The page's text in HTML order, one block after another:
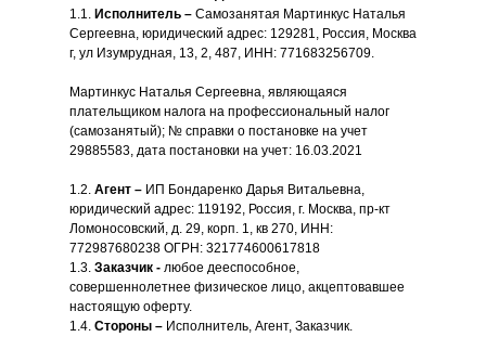
1.1. Исполнитель – Самозанятая Мартинкус Наталья
Сергеевна, юридический адрес: 129281, Россия, Москва
г, ул Изумрудная, 13, 2, 487, ИНН: 771683256709.
Мартинкус Наталья Сергеевна, являющаяся
плательщиком налога на профессиональный налог
(самозанятый); № справки о постановке на учет
29885583, дата постановки на учет: 16.03.2021
1.2. Агент – ИП Бондаренко Дарья Витальевна,
юридический адрес: 119192, Россия, г. Москва, пр-кт
Ломоносовский, д. 29, корп. 1, кв 270, ИНН:
772987680238 ОГРН: 321774600617818
1.3. Заказчик - любое дееспособное,
совершеннолетнее физическое лицо, акцептовавшее
настоящую оферту.
1.4. Стороны – Исполнитель, Агент, Заказчик.